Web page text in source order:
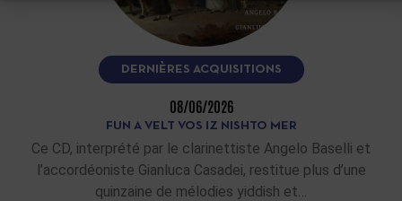
DERNIÈRES ACQUISITIONS
08/06/2026
FUN A VELT VOS IZ NISHTO MER
Ce CD, interprété par le clarinettiste Angelo Baselli et
l’accordéoniste Gianluca Casadei, restitue plus d’une
quinzaine de mélodies yiddish et…